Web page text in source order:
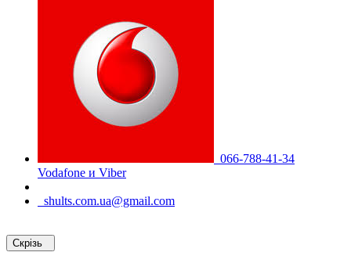
066-788-41-34
Vodafone и Viber
shults.com.ua@gmail.com
Скрізь